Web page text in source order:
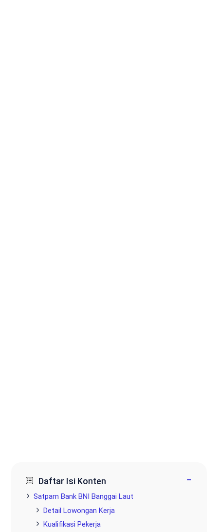
Daftar Isi Konten −
Satpam Bank BNI Banggai Laut
Detail Lowongan Kerja
Kualifikasi Pekerja